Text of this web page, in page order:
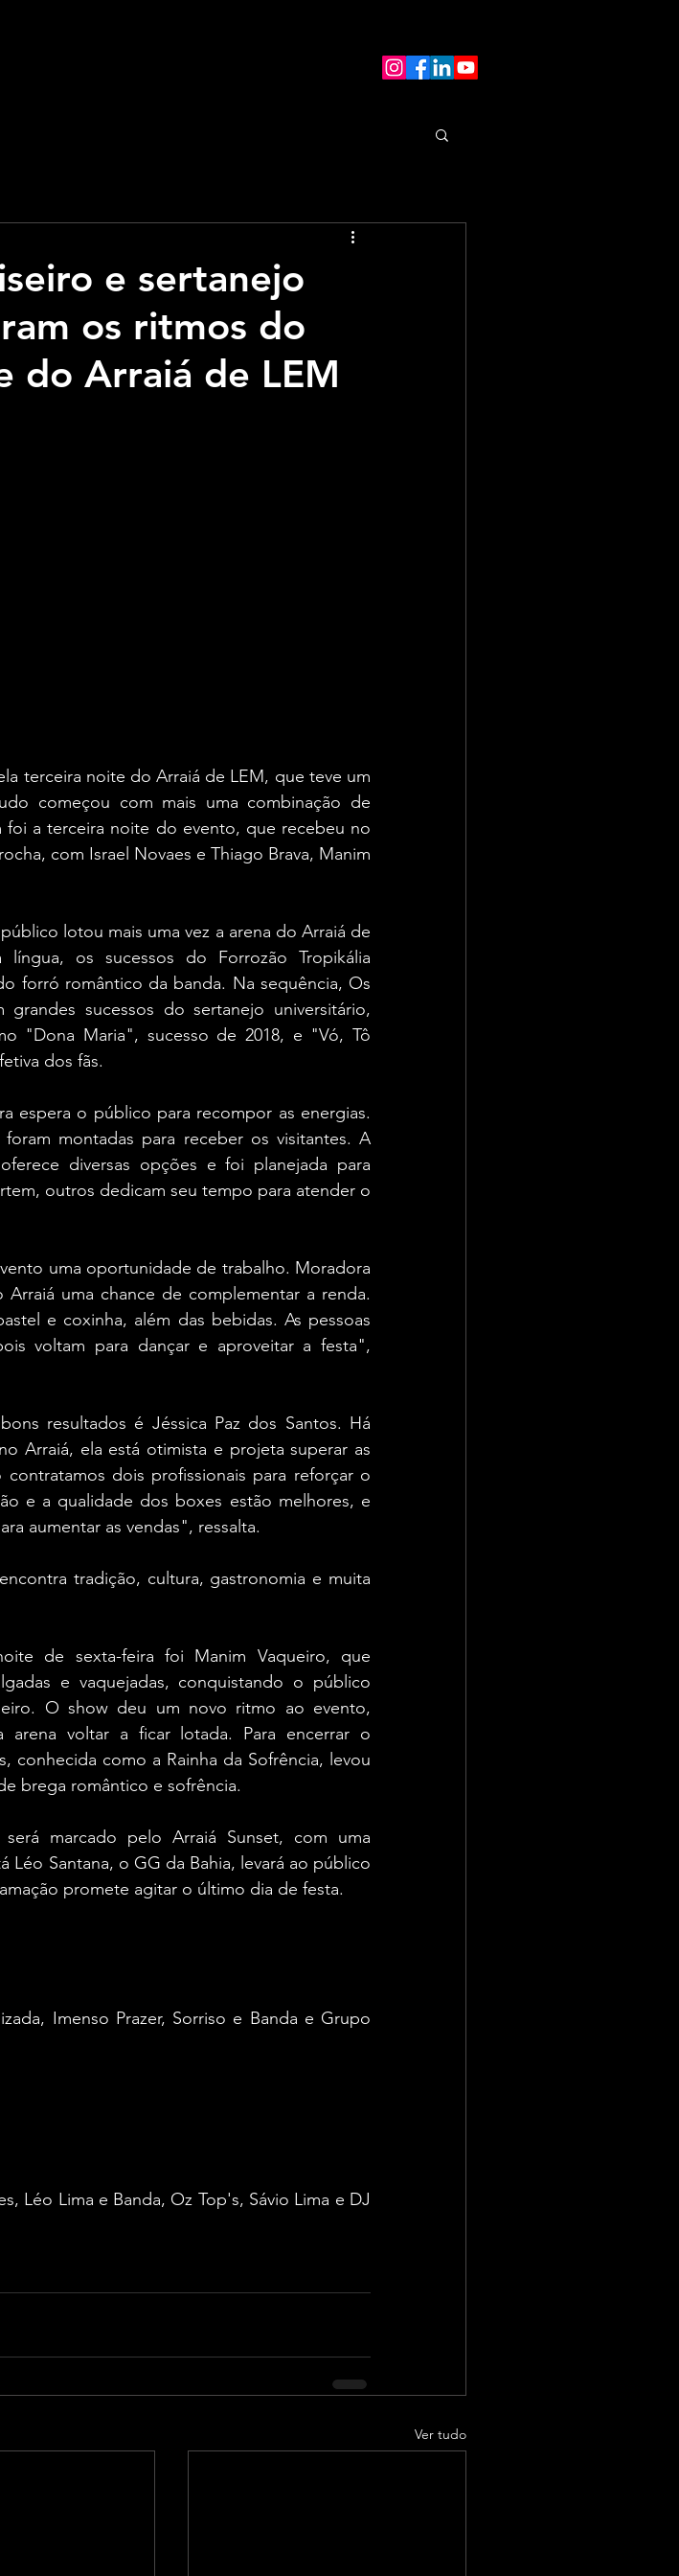
e sertanejo
os ritmos do
do Arraiá de LEM
começou com mais uma combinação de
foi a terceira noite do evento, que recebeu no
com Israel Novaes e Thiago Brava, Manim
lotou mais uma vez a arena do Arraiá de
os sucessos do Forrozão Tropikália
forró romântico da banda. Na sequência, Os
sucessos do sertanejo universitário,
"Dona Maria", sucesso de 2018, e "Vó, Tô
dos fãs.
espera o público para recompor as energias.
montadas para receber os visitantes. A
diversas opções e foi planejada para
outros dedicam seu tempo para atender o
uma oportunidade de trabalho. Moradora
uma chance de complementar a renda.
e coxinha, além das bebidas. As pessoas
voltam para dançar e aproveitar a festa",
resultados é Jéssica Paz dos Santos. Há
Arraiá, ela está otimista e projeta superar as
dois profissionais para reforçar o
e a qualidade dos boxes estão melhores, e
aumentar as vendas", ressalta.
tradição, cultura, gastronomia e muita
de sexta-feira foi Manim Vaqueiro, que
e vaquejadas, conquistando o público
O show deu um novo ritmo ao evento,
arena voltar a ficar lotada. Para encerrar o
conhecida como a Rainha da Sofrência, levou
brega romântico e sofrência.
marcado pelo Arraiá Sunset, com uma
Léo Santana, o GG da Bahia, levará ao público
promete agitar o último dia de festa.
Imenso Prazer, Sorriso e Banda e Grupo
Léo Lima e Banda, Oz Top's, Sávio Lima e DJ
Ver tudo